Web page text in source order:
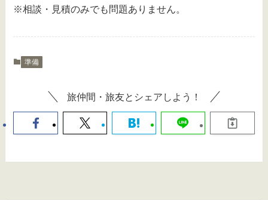
※相談・見積のみでも問題ありません。
準備
旅仲間・旅友とシェアしよう！